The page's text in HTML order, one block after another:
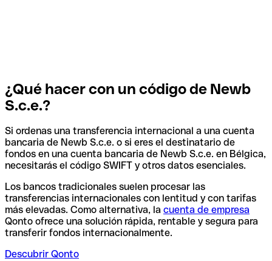
¿Qué hacer con un código de Newb
S.c.e.?
Si ordenas una transferencia internacional a una cuenta
bancaria de Newb S.c.e. o si eres el destinatario de
fondos en una cuenta bancaria de Newb S.c.e. en Bélgica,
necesitarás el código SWIFT y otros datos esenciales.
Los bancos tradicionales suelen procesar las
transferencias internacionales con lentitud y con tarifas
más elevadas. Como alternativa, la cuenta de empresa
Qonto ofrece una solución rápida, rentable y segura para
transferir fondos internacionalmente.
Descubrir Qonto